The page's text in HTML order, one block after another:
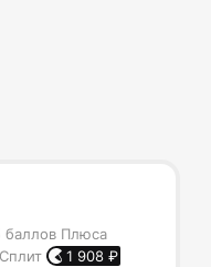
баллов Плюса
1 908 ₽